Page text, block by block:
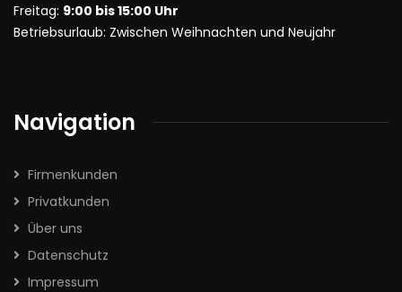
Freitag: 9:00 bis 15:00 Uhr
Betriebsurlaub: Zwischen Weihnachten und Neujahr
Navigation
Firmenkunden
Privatkunden
Über uns
Datenschutz
Impressum